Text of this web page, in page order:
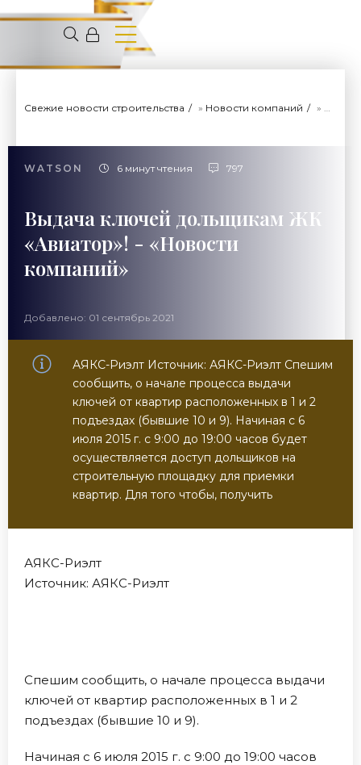
Свежие новости строительства » Новости компаний » Выдача ключей дольщикам ЖК «Авиатор»! - «Новости компаний»
WATSON 6 минут чтения 797
Выдача ключей дольщикам ЖК
«Авиатор»! - «Новости
компаний»
Добавлено: 01 сентябрь 2021
АЯКС-Риэлт Источник: АЯКС-Риэлт Спешим
сообщить, о начале процесса выдачи
ключей от квартир расположенных в 1 и 2
подъездах (бывшие 10 и 9). Начиная с 6
июля 2015 г. с 9:00 до 19:00 часов будет
осуществляется доступ дольщиков на
строительную площадку для приемки
квартир. Для того чтобы, получить
АЯКС-Риэлт
Источник: АЯКС-Риэлт
Спешим сообщить, о начале процесса выдачи
ключей от квартир расположенных в 1 и 2
подъездах (бывшие 10 и 9).
Начиная с 6 июля 2015 г. с 9:00 до 19:00 часов